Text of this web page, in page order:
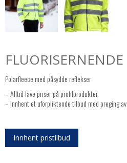
Polarfleece med påsydde reflekser
– Alltid lave priser på profilprodukter.
– Innhent et uforpliktende tilbud med preging
Innhent pristilbud